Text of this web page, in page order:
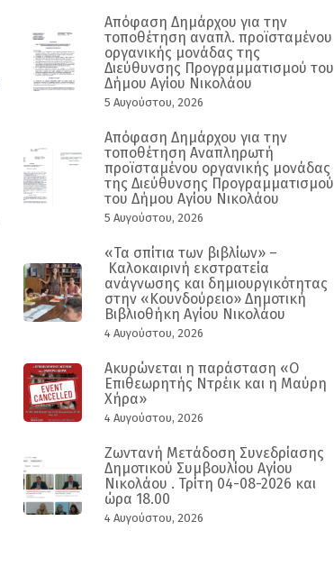
Απόφαση Δημάρχου για την
τοποθέτηση αναπλ. προϊσταμένου
οργανικής μονάδας της
Διεύθυνσης Προγραμματισμού του
Δήμου Αγίου Νικολάου
5 Αυγούστου, 2026
Απόφαση Δημάρχου για την
τοποθέτηση Αναπληρωτή
προϊσταμένου οργανικής μονάδας
της Διεύθυνσης Προγραμματισμού
του Δήμου Αγίου Νικολάου
5 Αυγούστου, 2026
«Τα σπίτια των βιβλίων» –
Καλοκαιρινή εκστρατεία
ανάγνωσης και δημιουργικότητας
στην «Κουνδούρειο» Δημοτική
Βιβλιοθήκη Αγίου Νικολάου
4 Αυγούστου, 2026
Ακυρώνεται η παράσταση «Ο
Επιθεωρητής Ντρέικ και η Μαύρη
Χήρα»
4 Αυγούστου, 2026
Ζωντανή Μετάδοση Συνεδρίασης
Δημοτικού Συμβουλίου Αγίου
Νικολάου . Τρίτη 04-08-2026 και
ώρα 18.00
4 Αυγούστου, 2026